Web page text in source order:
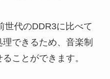
世代のDDR3に比べて
できるため、音楽制
ことができます。